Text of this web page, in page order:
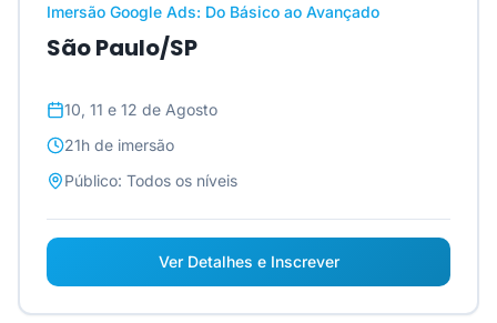
Imersão Google Ads: Do Básico ao Avançado
São Paulo/SP
10, 11 e 12 de Agosto
21h de imersão
Público: Todos os níveis
Ver Detalhes e Inscrever